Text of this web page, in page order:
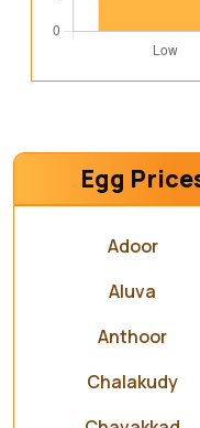
Egg
Adoor
Aluva
Anthoor
Chalakudy